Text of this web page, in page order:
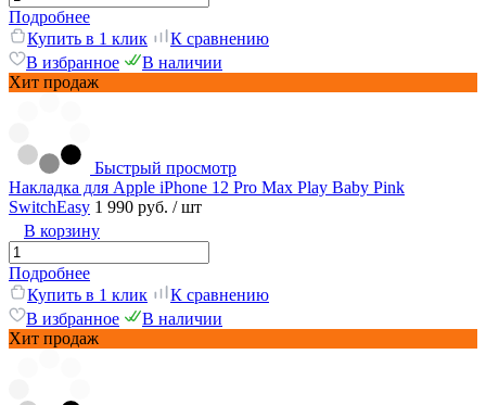
Подробнее
Купить в 1 клик
К сравнению
В избранное
В наличии
Хит продаж
Быстрый просмотр
Накладка для Apple iPhone 12 Pro Max Play Baby Pink
SwitchEasy 1 990 руб. / шт
В корзину
Подробнее
Купить в 1 клик
К сравнению
В избранное
В наличии
Хит продаж